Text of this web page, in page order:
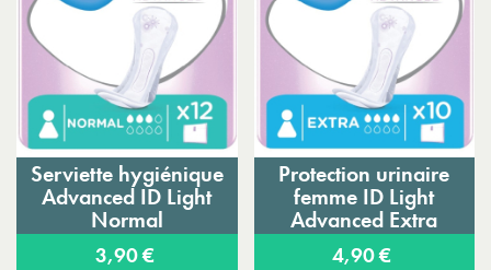
Serviette hygiénique
Advanced ID Light
Normal
3,90 €
Protection urinaire
femme ID Light
Advanced Extra
4,90 €